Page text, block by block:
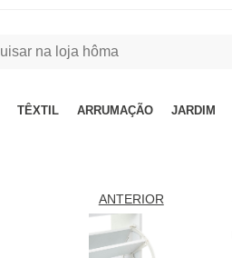
TÊXTIL ARRUMAÇÃO JARDIM
ANTERIOR